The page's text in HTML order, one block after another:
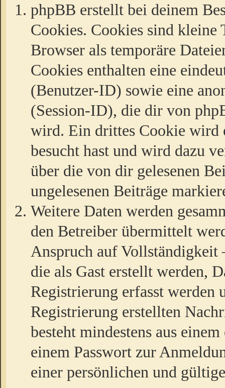
phpBB erstellt bei deinem
Cookies. Cookies sind kleine
Browser als temporäre
Cookies enthalten eine
(Benutzer-ID) sowie eine
(Session-ID), die dir von
wird. Ein drittes Cookie wird
besucht hast und wird dazu
über die von dir gelesenen
ungelesenen Beiträge
Weitere Daten werden
den Betreiber übermittelt
Anspruch auf
die als Gast erstellt werden,
Registrierung erfasst werden
Registrierung erstellten
besteht mindestens aus
einem Passwort zur
einer persönlichen und